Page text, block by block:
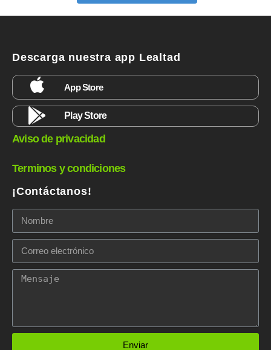
Descarga nuestra app Lealtad
App Store
Play Store
Aviso de privacidad
Terminos y condiciones
¡Contáctanos!
Enviar